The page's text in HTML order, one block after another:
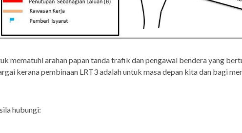
mematuhi arahan papan tanda trafik dan pengawal bendera yang
kerana pembinaan LRT3 adalah untuk masa depan kita dan bagi
hubungi: